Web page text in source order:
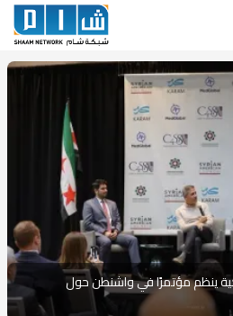
ينظم مؤتمرًا في واشنطن حول